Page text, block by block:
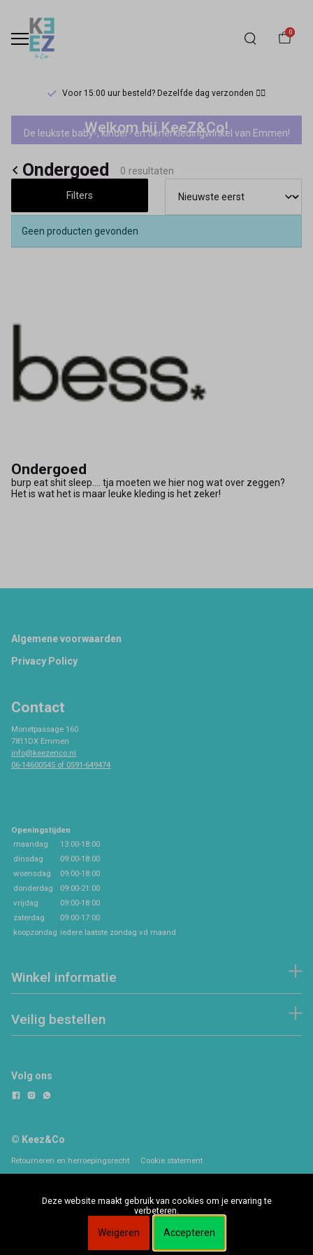
0
Voor 15:00 uur besteld? Dezelfde dag verzonden 🏃‍♀️
Ondergoed
Keez&Co
Welkom bij KeeZ&Co!
De leukste baby-, kinder- en tienerkledingwinkel van Emmen!
Ondergoed 0 resultaten
Filters
Geen producten gevonden
Ondergoed
burp eat shit sleep.... tja moeten we hier nog wat over zeggen?
Het is wat het is maar leuke kleding is het zeker!
Footer
Algemene voorwaarden
Privacy Policy
Contact
Monetpassage 160
7811DX Emmen
info@keezenco.nl
06-14600545 of 0591-649474
Openingstijden
maandag
13:00-18:00
dinsdag
09:00-18:00
woensdag
09:00-18:00
donderdag
09:00-21:00
vrijdag
09:00-18:00
zaterdag
09:00-17:00
koopzondag iedere laatste zondag vd maand
Winkel informatie
Veilig bestellen
Volg ons
© Keez&Co
Retourneren en herroepingsrecht Cookie statement
Deze website maakt gebruik van cookies om je ervaring te
verbeteren.
Weigeren Accepteren